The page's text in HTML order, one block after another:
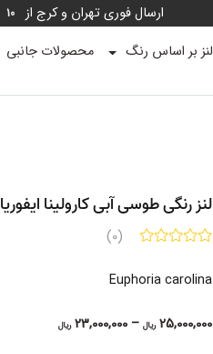
ارسال فوری تهران و کرج از 10
لنز بر اساس رنگ محصولات جانبی
لنز رنگی طوسی آبی کارولینا ایفوریا
(0)
Euphoria carolina
25,000,000 ریال –
23,000,000 ریالPrice